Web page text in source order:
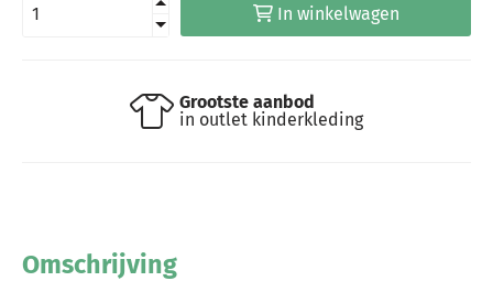
In winkelwagen
Grootste aanbod
in outlet kinderkleding
Omschrijving